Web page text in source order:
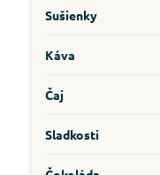
Sušienky
Káva
Čaj
Sladkosti